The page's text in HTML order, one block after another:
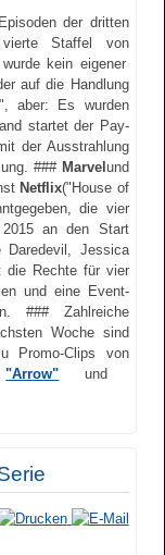
der dritten
Staffel von
kein eigener
auf die Handlung
aber: Es wurden
startet der Pay-
der Ausstrahlung
### Marvel und
Netflix("House of
die vier
2015 an den Start
Jessica
die Rechte für vier
und eine Event-
### Zahlreiche
Woche sind
Promo-Clips von
"Arrow" und